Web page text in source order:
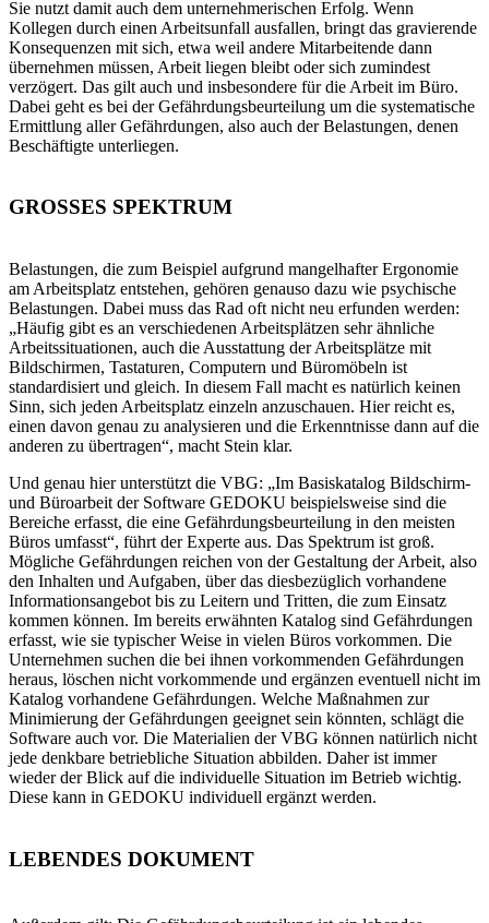
Sie nutzt damit auch dem unternehmerischen Erfolg. Wenn
Kollegen durch einen Arbeitsunfall ausfallen, bringt das gravierende
Konsequenzen mit sich, etwa weil andere Mitarbeitende dann
übernehmen müssen, Arbeit liegen bleibt oder sich zumindest
verzögert. Das gilt auch und insbesondere für die Arbeit im Büro.
Dabei geht es bei der Gefährdungsbeurteilung um die systematische
Ermittlung aller Gefährdungen, also auch der Belastungen, denen
Beschäftigte unterliegen.
GROSSES SPEKTRUM
Belastungen, die zum Beispiel aufgrund mangelhafter Ergonomie
am Arbeitsplatz entstehen, gehören genauso dazu wie psychische
Belastungen. Dabei muss das Rad oft nicht neu erfunden werden:
„Häufig gibt es an verschiedenen Arbeitsplätzen sehr ähnliche
Arbeitssituationen, auch die Ausstattung der Arbeitsplätze mit
Bildschirmen, Tastaturen, Computern und Büromöbeln ist
standardisiert und gleich. In diesem Fall macht es natürlich keinen
Sinn, sich jeden Arbeitsplatz einzeln anzuschauen. Hier reicht es,
einen davon genau zu analysieren und die Erkenntnisse dann auf die
anderen zu übertragen“, macht Stein klar.
Und genau hier unterstützt die VBG: „Im Basiskatalog Bildschirm-
und Büroarbeit der Software GEDOKU beispielsweise sind die
Bereiche erfasst, die eine Gefährdungsbeurteilung in den meisten
Büros umfasst“, führt der Experte aus. Das Spektrum ist groß.
Mögliche Gefährdungen reichen von der Gestaltung der Arbeit, also
den Inhalten und Aufgaben, über das diesbezüglich vorhandene
Informationsangebot bis zu Leitern und Tritten, die zum Einsatz
kommen können. Im bereits erwähnten Katalog sind Gefährdungen
erfasst, wie sie typischer Weise in vielen Büros vorkommen. Die
Unternehmen suchen die bei ihnen vorkommenden Gefährdungen
heraus, löschen nicht vorkommende und ergänzen eventuell nicht im
Katalog vorhandene Gefährdungen. Welche Maßnahmen zur
Minimierung der Gefährdungen geeignet sein könnten, schlägt die
Software auch vor. Die Materialien der VBG können natürlich nicht
jede denkbare betriebliche Situation abbilden. Daher ist immer
wieder der Blick auf die individuelle Situation im Betrieb wichtig.
Diese kann in GEDOKU individuell ergänzt werden.
LEBENDES DOKUMENT